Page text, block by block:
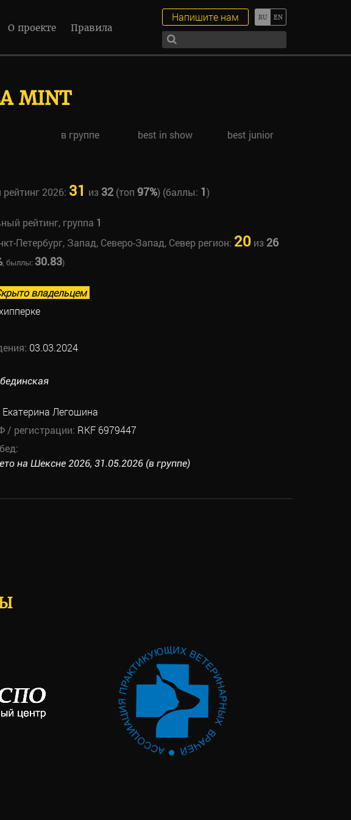
О проекте Правила
Напишите нам
MINT
в группе best in show best junior
2026: 31 из 32(топ 97%) (баллы: 1)
рейтинг, группа 1
Петербург, Запад, Северо-Запад, Север регион: 20из 26
, быллы: 30.83)
владельцем
03.03.2024
Екатерина Легошина
/ регистрации: RKF 6979447
на Шексне 2026, 31.05.2026 (в группе)